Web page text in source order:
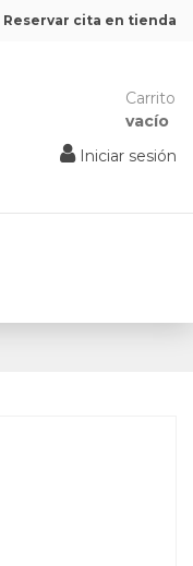
Reservar cita en tienda
Carrito
vacío
Iniciar sesión